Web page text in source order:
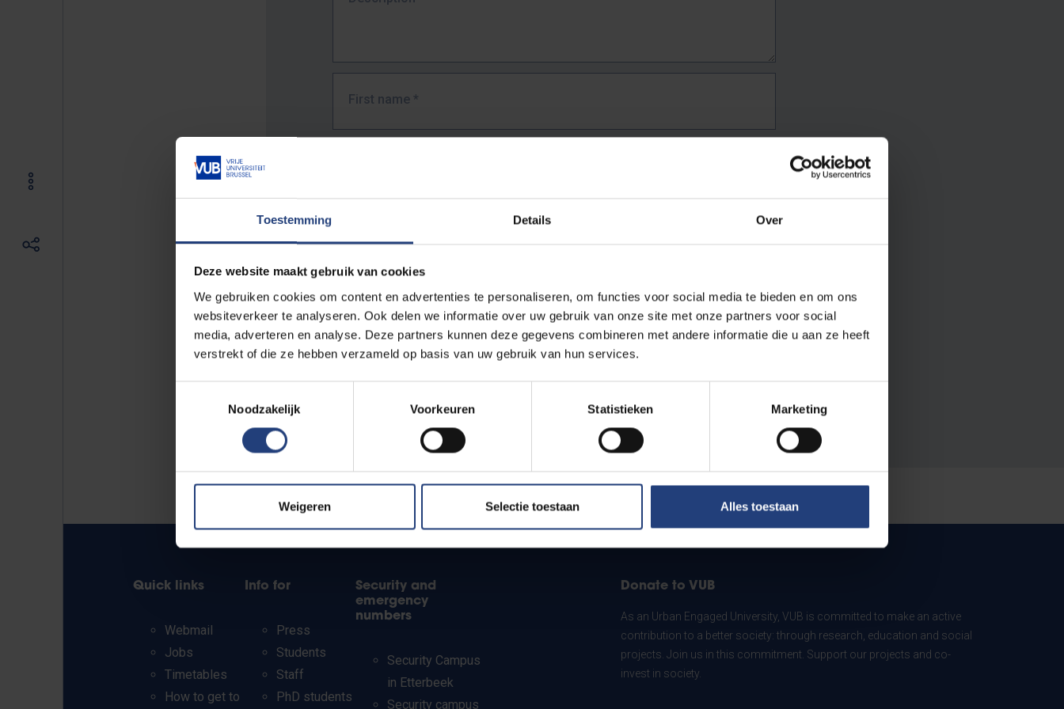
Toestemming Details Over
Deze website maakt gebruik van cookies
We gebruiken cookies om content en advertenties te personaliseren, om functies voor social media te bieden en om ons
websiteverkeer te analyseren. Ook delen we informatie over uw gebruik van onze site met onze partners voor social
media, adverteren en analyse. Deze partners kunnen deze gegevens combineren met andere informatie die u aan ze heeft
verstrekt of die ze hebben verzameld op basis van uw gebruik van hun services.
Noodzakelijk
Voorkeuren Statistieken Marketing
Weigeren Selectie toestaan Alles toestaan
First name *
The full URL of the page where you encountered the error.
E.g. https://www.vub.be/nl/studeren-aan-de-vub/alle-opleidingen
Quick links
Webmail
Jobs
Timetables
How to get to
Info for
Press
Students
Staff
PhD students
Security and
emergency
numbers
Security Campus
in Etterbeek
Security campus
Donate to VUB
As an Urban Engaged University, VUB is committed to make an active
contribution to a better society: through research, education and social
projects. Join us in this commitment. Support our projects and co-
invest in society.